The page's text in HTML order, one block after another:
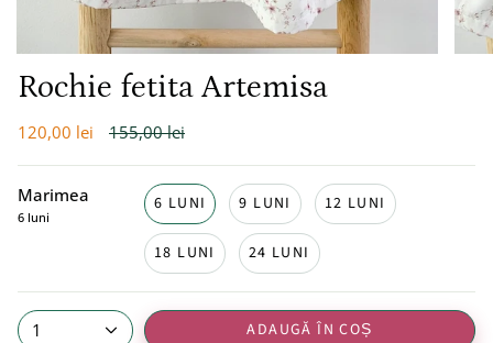
Rochie fetita Artemisa
120,00 lei
Preț
155,00 lei
Marimea
6 luni
6 LUNI 9 LUNI 12 LUNI
18 LUNI 24 LUNI
1 ADAUGĂ ÎN COȘ